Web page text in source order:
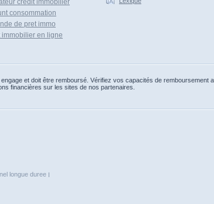
credit immobilier
consommation
de pret immo
immobilier en ligne
et doit être remboursé. Vérifiez vos capacités de remboursement
financières sur les sites de nos partenaires.
longue duree